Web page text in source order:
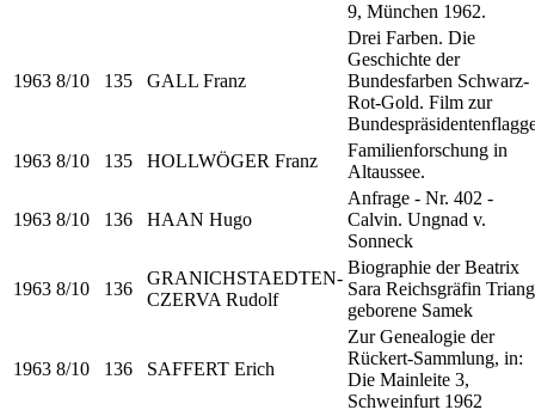
9, München 1962.
1963 8/10 135 GALL Franz
Drei Farben. Die
Geschichte der
Bundesfarben Schwarz-
Rot-Gold. Film zur
1963 8/10 135 HOLLWÖGER Franz
Familienforschung in
Altaussee.
1963 8/10 136 HAAN Hugo
Anfrage - Nr. 402 -
Calvin. Ungnad v.
Sonneck
1963 8/10 136
GRANICHSTAEDTEN-
CZERVA Rudolf
Biographie der Beatrix
Sara Reichsgräfin
geborene Samek
1963 8/10 136 SAFFERT Erich
Zur Genealogie der
Rückert-Sammlung, in:
Die Mainleite 3,
Schweinfurt 1962